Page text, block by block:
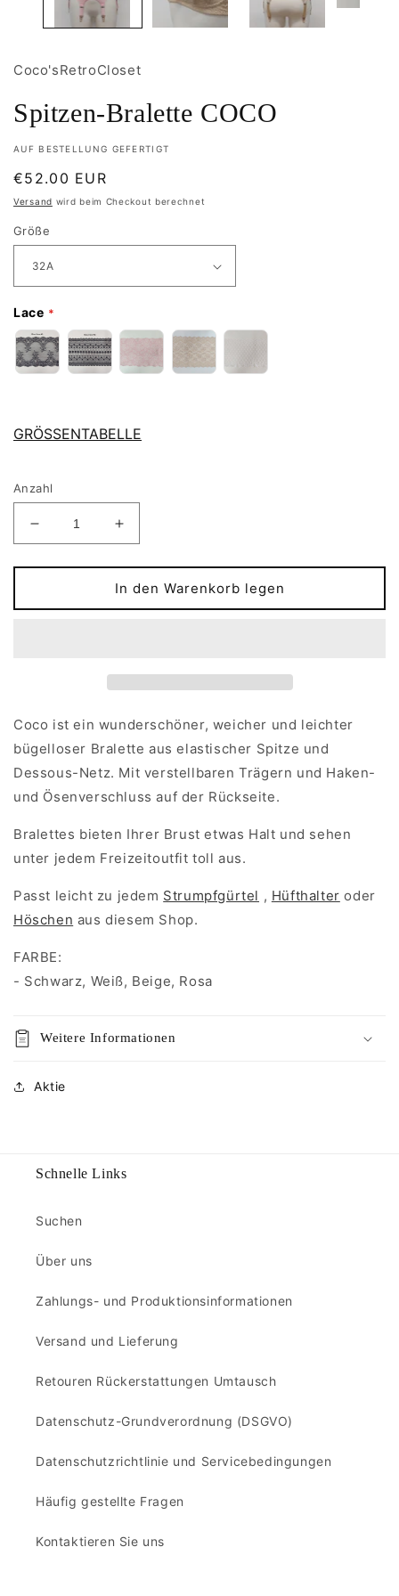
Coco'sRetroCloset
Spitzen-Bralette COCO
AUF BESTELLUNG GEFERTIGT
Normaler
Preis
€52.00 EUR
Versand wird beim Checkout berechnet
Größe
Lace
GRÖSSENTABELLE
Anzahl
Verringere
die
Menge
Spitzen-
Erhöhe
die
Menge
für
Spitzen-
In den Warenkorb legen
Coco ist ein wunderschöner, weicher und leichter
bügelloser Bralette aus elastischer Spitze und
Dessous-Netz. Mit verstellbaren Trägern und Haken-
und Ösenverschluss auf der Rückseite.
Bralettes bieten Ihrer Brust etwas Halt und sehen
unter jedem Freizeitoutfit toll aus.
Passt leicht zu jedem Strumpfgürtel , Hüfthalter oder
Höschen aus diesem Shop.
FARBE:
- Schwarz, Weiß, Beige, Rosa
Weitere Informationen
Aktie
Schnelle Links
Suchen
Über uns
Zahlungs- und Produktionsinformationen
Versand und Lieferung
Retouren Rückerstattungen Umtausch
Datenschutz-Grundverordnung (DSGVO)
Datenschutzrichtlinie und Servicebedingungen
Häufig gestellte Fragen
Kontaktieren Sie uns